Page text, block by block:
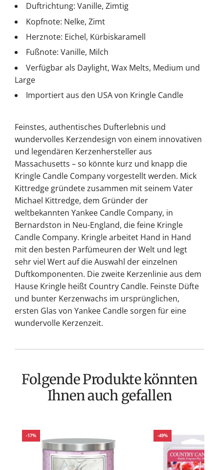
Duftrichtung: Vanille, Zimtig
Kopfnote: Nelke, Zimt
Herznote: Eichel, Kürbiskaramell
Fußnote: Vanille, Milch
Verfügbar als Daylight, Wax Melts, Medium und
Large
Importiert aus den USA von Kringle Candle
Feinstes, authentisches Dufterlebnis und
wundervolles Kerzendesign von einem innovativen
und legendären Kerzenhersteller aus
Massachusetts – so könnte kurz und knapp die
Kringle Candle Company vorgestellt werden. Mick
Kittredge gründete zusammen mit seinem Vater
Michael Kittredge, dem Gründer der
weltbekannten Yankee Candle Company, in
Bernardston in Neu-England, die feine Kringle
Candle Company. Kringle arbeitet Hand in Hand
mit den besten Parfümeuren der Welt und legt
sehr viel Wert auf die Auswahl der einzelnen
Duftkomponenten. Die zweite Kerzenlinie aus dem
Hause Kringle heißt Country Candle. Feinste Düfte
und bunter Kerzenwachs im ursprünglichen,
ersten Glas von Yankee Candle sorgen für eine
wundervolle Kerzenzeit.
Folgende Produkte könnten
Ihnen auch gefallen
-17% -49%